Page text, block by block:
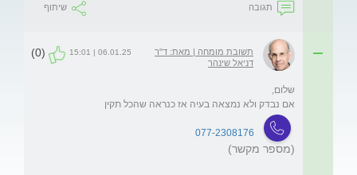
תגובה שיתוף
תשובת מומחה | מאת: ד"ר
דניאל שינהר
06.01.25 | 15:01
(0)
אם נבדק ולא נמצאה בעיה אז כנראה שהכל תקין
077-2308176
(מספר מקשר)